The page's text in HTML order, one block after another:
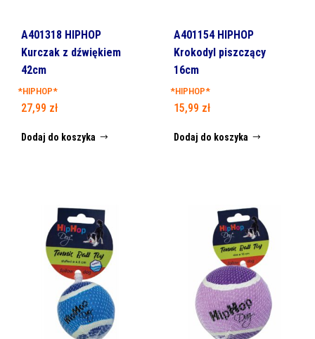
A401318 HIPHOP
Kurczak z dźwiękiem
42cm
*HIPHOP*
27,99 zł
Dodaj do koszyka
A401154 HIPHOP
Krokodyl piszczący
16cm
*HIPHOP*
15,99 zł
Dodaj do koszyka